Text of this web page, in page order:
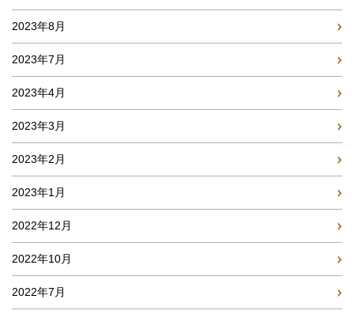
2023年8月
2023年7月
2023年4月
2023年3月
2023年2月
2023年1月
2022年12月
2022年10月
2022年7月